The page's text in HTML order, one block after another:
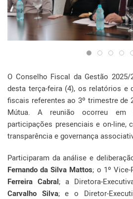
O Conselho Fiscal da Gestão 2025/
desta terça-feira (4), os relatórios e
fiscais referentes ao 3º trimestre de
Mútua. A reunião ocorreu em
participações presenciais e on-line,
transparência e governança
Participaram da análise e
Fernando da Silva Mattos; o 1º Vice-
Ferreira Cabral; a Diretora-
Carvalho Silva; e o Diretor-